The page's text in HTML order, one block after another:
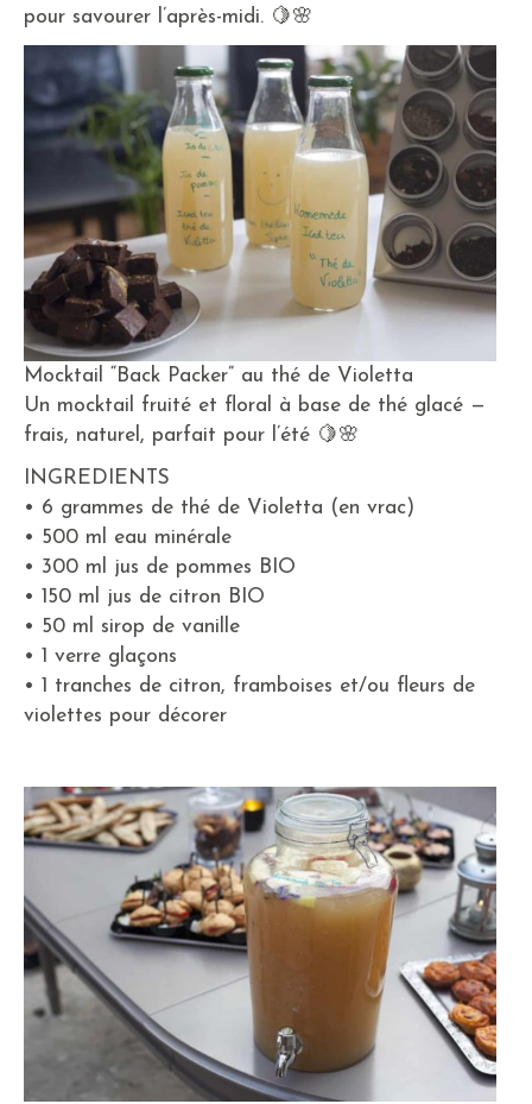
pour savourer l’après-midi. 🍋🌸
Mocktail “Back Packer” au thé de Violetta
Un mocktail fruité et floral à base de thé glacé —
frais, naturel, parfait pour l’été 🍋🌸
INGREDIENTS
• 6 grammes de thé de Violetta (en vrac)
• 500 ml eau minérale
• 300 ml jus de pommes BIO
• 150 ml jus de citron BIO
• 50 ml sirop de vanille
• 1 verre glaçons
• 1 tranches de citron, framboises et/ou fleurs de
violettes pour décorer